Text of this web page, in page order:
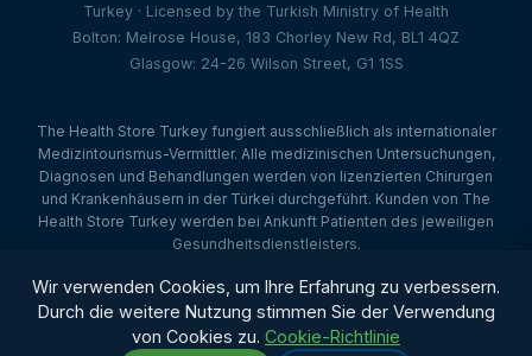
Turkey · Licensed by the Turkish Ministry of Health
Bolton: Melrose House, 183 Chorley New Rd, BL1 4QZ
Glasgow: 24-26 Wilson Street, G1 1SS
The Health Store Turkey fungiert ausschließlich als internationaler
Medizintourismus-Vermittler. Alle medizinischen Untersuchungen,
Diagnosen und Behandlungen werden von lizenzierten Chirurgen
und Krankenhäusern in der Türkei durchgeführt. Kunden von The
Health Store Turkey werden bei Ankunft Patienten des jeweiligen
Gesundheitsdienstleisters.
Webdesign von Dataface Ltd · Client Portal
Wir verwenden Cookies, um Ihre Erfahrung zu verbessern.
Durch die weitere Nutzung stimmen Sie der Verwendung
von Cookies zu. Cookie-Richtlinie